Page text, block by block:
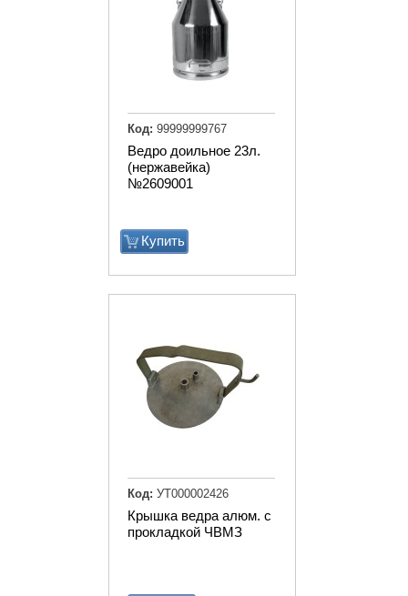
Ведро доильное 23л.
(нержавейка)
№2609001
Купить
Код: 99999999767
Крышка ведра алюм. с
прокладкой ЧВМЗ
Код: УТ000002426